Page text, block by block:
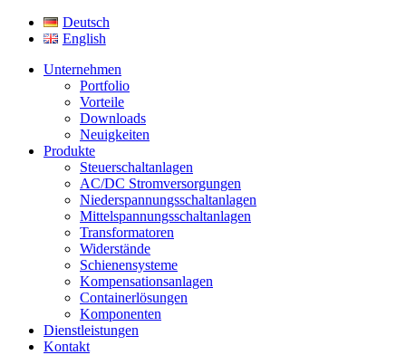
Deutsch
English
Unternehmen
Portfolio
Vorteile
Downloads
Neuigkeiten
Produkte
Steuerschaltanlagen
AC/DC Stromversorgungen
Niederspannungsschaltanlagen
Mittelspannungsschaltanlagen
Transformatoren
Widerstände
Schienensysteme
Kompensationsanlagen
Containerlösungen
Komponenten
Dienstleistungen
Kontakt